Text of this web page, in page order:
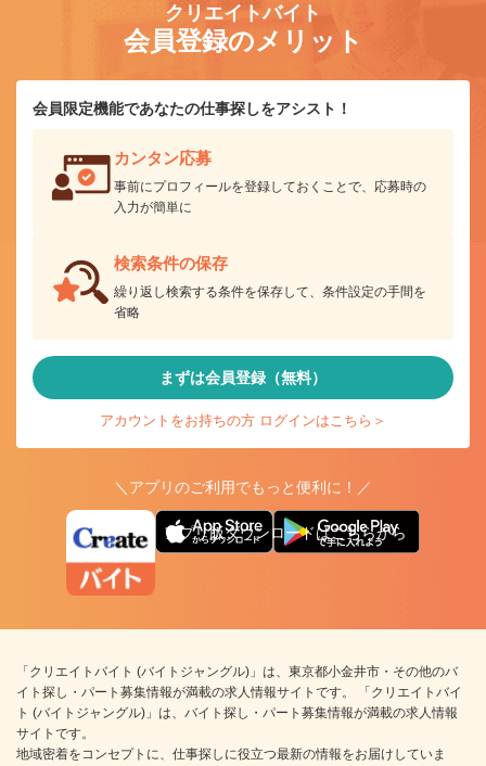
クリエイトバイト
会員登録のメリット
会員限定機能であなたの仕事探しをアシスト！
カンタン応募
事前にプロフィールを登録しておくことで、応募時の
入力が簡単に
検索条件の保存
繰り返し検索する条件を保存して、条件設定の手間を
省略
まずは会員登録（無料）
アカウントをお持ちの方 ログインはこちら＞
＼アプリのご利用でもっと便利に！／
アプリ版ダウンロードはこちらから
「クリエイトバイト (バイトジャングル)」は、東京都小金井市・その他のバ
イト探し・パート募集情報が満載の求人情報サイトです。 「クリエイトバイ
ト (バイトジャングル)」は、バイト探し・パート募集情報が満載の求人情報
サイトです。
地域密着をコンセプトに、仕事探しに役立つ最新の情報をお届けしていま